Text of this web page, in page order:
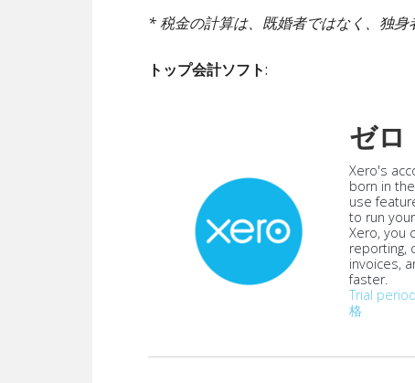
* 税金の計算は、既婚者ではなく、独身
トップ会計ソフト:
ゼロ
Xero's
born in
use
to run
Xero, you
reporting,
invoices,
faster.
Trial period
格